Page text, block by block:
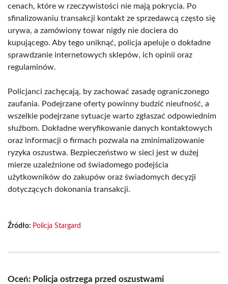
cenach, które w rzeczywistości nie mają pokrycia. Po
sfinalizowaniu transakcji kontakt ze sprzedawcą często się
urywa, a zamówiony towar nigdy nie dociera do
kupującego. Aby tego uniknąć, policja apeluje o dokładne
sprawdzanie internetowych sklepów, ich opinii oraz
regulaminów.
Policjanci zachęcają, by zachować zasadę ograniczonego
zaufania. Podejrzane oferty powinny budzić nieufność, a
wszelkie podejrzane sytuacje warto zgłaszać odpowiednim
służbom. Dokładne weryfikowanie danych kontaktowych
oraz informacji o firmach pozwala na zminimalizowanie
ryzyka oszustwa. Bezpieczeństwo w sieci jest w dużej
mierze uzależnione od świadomego podejścia
użytkowników do zakupów oraz świadomych decyzji
dotyczących dokonania transakcji.
Źródło: Policja Stargard
Oceń: Policja ostrzega przed oszustwami